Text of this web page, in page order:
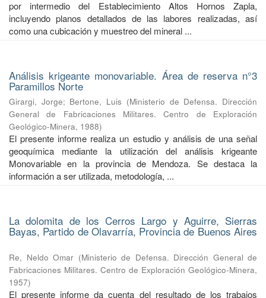
por intermedio del Establecimiento Altos Hornos Zapla,
incluyendo planos detallados de las labores realizadas, así
como una cubicación y muestreo del mineral ...
Análisis krigeante monovariable. Área de reserva n°3
Paramillos Norte
Girargi, Jorge; Bertone, Luis (Ministerio de Defensa. Dirección
General de Fabricaciones Militares. Centro de Exploración
Geológico-Minera, 1988)
El presente informe realiza un estudio y análisis de una señal
geoquímica mediante la utilización del análisis krigeante
Monovariable en la provincia de Mendoza. Se destaca la
información a ser utilizada, metodología, ...
La dolomita de los Cerros Largo y Aguirre, Sierras
Bayas, Partido de Olavarría, Provincia de Buenos Aires
Re, Neldo Omar (Ministerio de Defensa. Dirección General de
Fabricaciones Militares. Centro de Exploración Geológico-Minera,
1957)
El presente informe da cuenta del resultado de los trabajos